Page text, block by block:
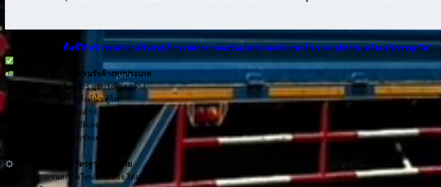
พื้นที่ให้บริการหลัก: บ่อวินชลบุรี –ระยอง–ภาคตะวันออก“ปลอดภัย รวดเร็ว ราคายุติธรรม พร้อมบริการทุกวัน”
บริการ
รถเฮี๊ยบรถเครนรับจ้างทุกประเภท
ยกและขนย้ายเครื่องจักร อุปกรณ์ก่อสร้าง
ย้ายตู้คอนเทนเนอร์ แท้งค์น้ำ ตู้ไฟ
ขนย้ายเฟอร์นิเจอร์ สินค้า ย้ายโกดัง
ยกรถเสีย รถประสบอุบัติเหตุ
ลากจูงรถที่ไม่สามารถขับเคลื่อนได้
รถเฮี๊ยบรถเครนมาตรฐานปลอดภัย
รถเฮี๊ยบรถเครนสภาพใหม่ แข็งแรง ได้มาตรฐาน